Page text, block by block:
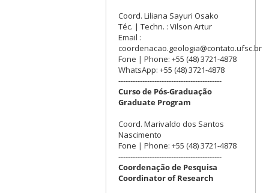
Coord. Liliana Sayuri Osako
Téc. | Techn. : Vilson Artur
Email :
coordenacao.geologia@contato.ufsc.br
Fone | Phone: +55 (48) 3721-4878
WhatsApp: +55 (48) 3721-4878
-------------------------------------------
Curso de Pós-Graduação
Graduate Program
Coord. Marivaldo dos Santos
Nascimento
Fone | Phone: +55 (48) 3721-4878
-------------------------------------------
Coordenação de Pesquisa
Coordinator of Research